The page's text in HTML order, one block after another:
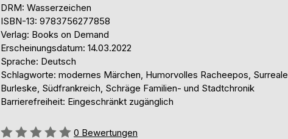
DRM: Wasserzeichen
ISBN-13: 9783756277858
Verlag: Books on Demand
Erscheinungsdatum: 14.03.2022
Sprache: Deutsch
Schlagworte: modernes Märchen, Humorvolles Racheepos, Surreale
Burleske, Südfrankreich, Schräge Familien- und Stadtchronik
Barrierefreiheit: Eingeschränkt zugänglich
Bewertung::
0 Bewertungen